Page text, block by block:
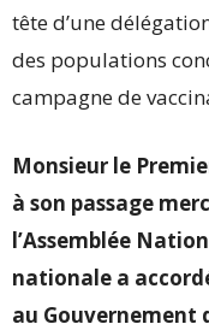
tête d’une
des populations
campagne de
Monsieur le
à son passage
l’Assemblée
nationale a
au Gouvernement